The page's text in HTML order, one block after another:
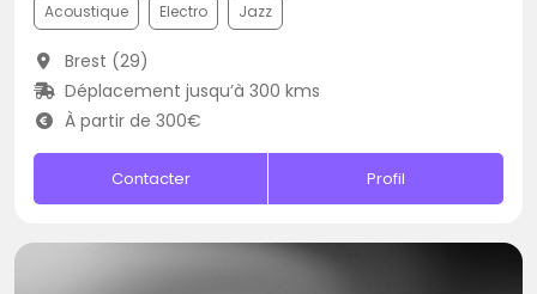
Acoustique Electro Jazz
Brest (29)
Déplacement jusqu’à 300 kms
À partir de 300€
Contacter Profil